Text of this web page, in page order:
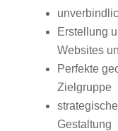
Erstellung
Websites
Perfekte
Zielgruppe
Gestaltung